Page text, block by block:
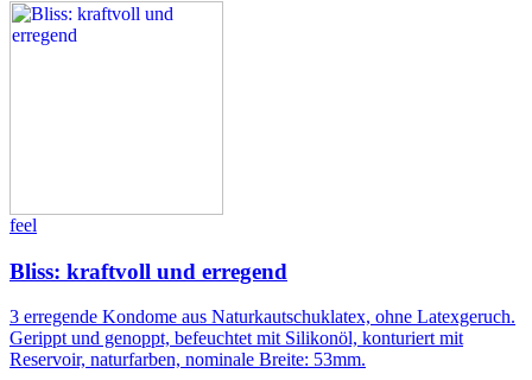
feel
Bliss: kraftvoll und erregend
3 erregende Kondome aus Naturkautschuklatex, ohne Latexgeruch.
Gerippt und genoppt, befeuchtet mit Silikonöl, konturiert mit
Reservoir, naturfarben, nominale Breite: 53mm.